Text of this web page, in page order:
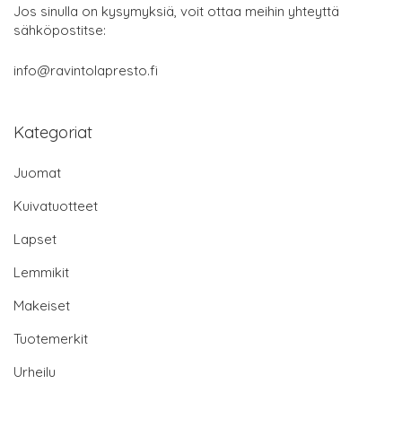
Jos sinulla on kysymyksiä, voit ottaa meihin yhteyttä
sähköpostitse:
info@ravintolapresto.fi
Kategoriat
Juomat
Kuivatuotteet
Lapset
Lemmikit
Makeiset
Tuotemerkit
Urheilu